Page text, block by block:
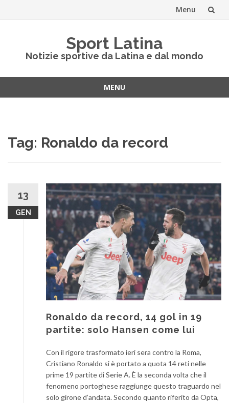
Menu
Sport Latina
Notizie sportive da Latina e dal mondo
MENU
Tag: Ronaldo da record
13
GEN
Ronaldo da record, 14 gol in 19
partite: solo Hansen come lui
Con il rigore trasformato ieri sera contro la Roma,
Cristiano Ronaldo si è portato a quota 14 reti nelle
prime 19 partite di Serie A. È la seconda volta che il
fenomeno portoghese raggiunge questo traguardo nel
solo girone d’andata. Secondo quanto riferito da Opta,